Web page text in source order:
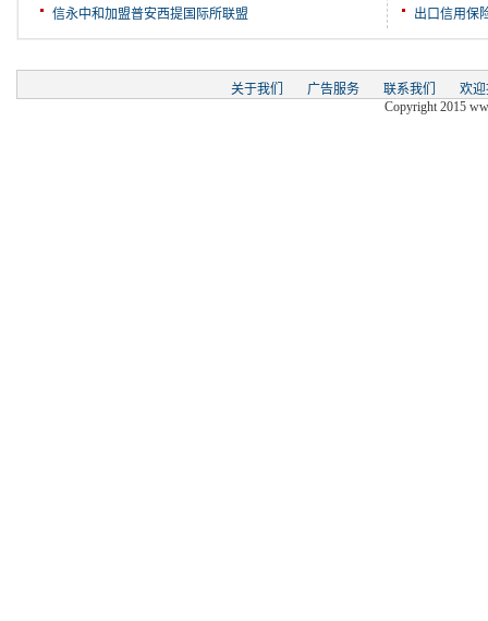
信永中和加盟普安西提国际所联盟 出口信用保
关于我们 广告服务 联系我们
欢
Copyright 2015